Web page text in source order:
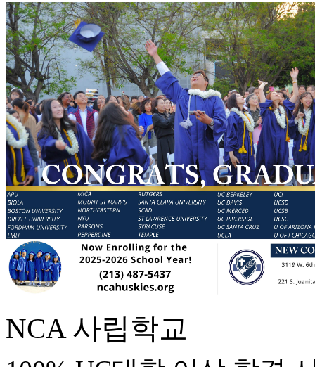
minky
합
체
출
장
안
마
러
브
약
국
주
소
야
우
즐
성
비
아
탑-
릴
리
구
NCA 사립학교